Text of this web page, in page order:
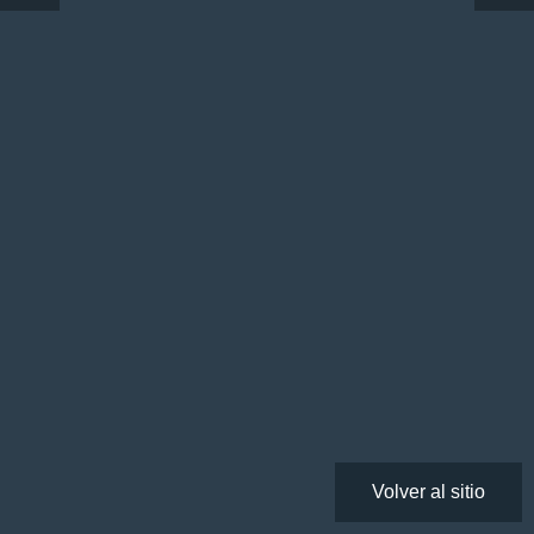
Volver al sitio